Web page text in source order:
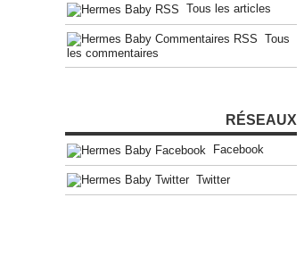
Tous les articles
Tous
les commentaires
RÉSEAUX
Facebook
Twitter